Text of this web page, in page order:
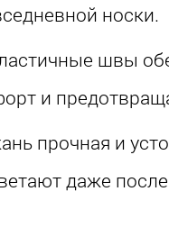
носки.
швы
и
прочная и
даже